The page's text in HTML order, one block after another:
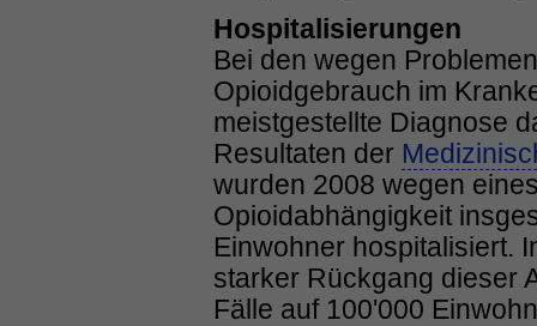
Hospitalisierungen
Bei den wegen
Opioidgebrauch im
meistgestellte Diagnose
Resultaten der
wurden 2008 wegen
Opioidabhängigkeit
Einwohner hospitalisiert.
starker Rückgang dieser
Fälle auf 100'000